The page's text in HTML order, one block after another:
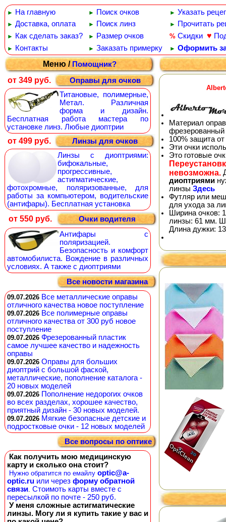
► На главную ► Поиск очков ► Указать
► Доставка, оплата ► Поиск линз ► Прочитать
► Как сделать заказ? ► Размер очков % Скидки ♥
► Контакты ► Заказать примерку ► Оформить
Меню /Помощник?
от 349 руб.
Оправы для очков
Титановые, полимерные,
Метал. Различная
форма и дизайн.
Бесплатная работа мастера по
установке линз. Любые диоптрии
от 499 руб.
Линзы для очков
Линзы с диоптриями:
бифокальные,
прогрессивные,
астигматические,
фотохромные, поляризованные, для
работы за компьютером, водительские
(антифары). Бесплатная установка
от 550 руб.
Очки водителя
Антифары с
поляризацией.
Безопасность и комфорт
автомобилиста. Вождение в различных
условиях. А также с диоптриями
Все новости магазина
09.07.2026 Все металлические оправы
отличного качества новое поступление
09.07.2026 Все полимерные оправы
отличного качества от 300 руб новое
поступление
09.07.2026 Фрезерованный пластик
самое лучшее качество и надежность
оправы
09.07.2026 Оправы для больших
диоптрий с большой фаской,
металлические, пополнение каталога -
20 новых моделей
09.07.2026 Пополнение недорогих очков
во всех разделах, хорошее качество,
приятный дизайн - 30 новых моделей.
09.07.2026 Мягкие безопасные детские и
подростковые очки - 12 новых моделей
Все вопросы по оптике
Как получить мою медицинскую
карту и сколько она стоит?
Нужно обратится по емайлу optic@a-
optic.ru или через форму обратной
связи. Стоимоть карты вместе с
пересылкой по почте - 250 руб.
У меня сложные астигматические
линзы. Могу ли я купить такие у вас и
Материал
фрезерованный
100% защита
Эти очки
Это готовые
невозможна.
диоптриями
линзы Здесь
Футляр или
для ухода за
Ширина очков:
линзы: 61 мм.
Длина дужки: